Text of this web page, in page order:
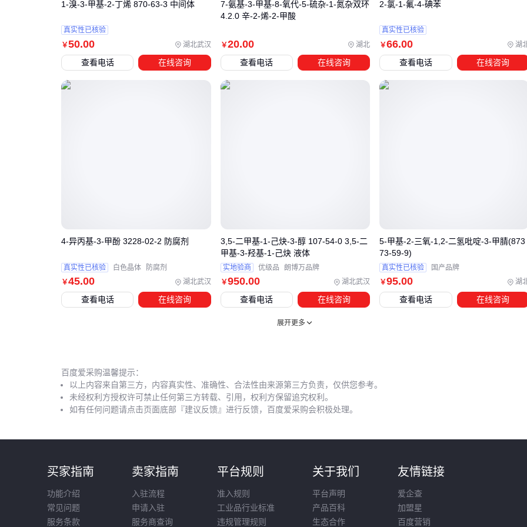
但实际使用中，存储和搅拌环节的适配性会显著影响杀菌剂的
存储容器需耐腐蚀：该化合物对金属和部分塑料有腐蚀性，
搅拌设备需防静电：部分工况下静电积累可能引发安全隐患
容积的 316L杀菌剂搅拌器
和储罐系统。循环水系统等连续作
业场景，还需额外考虑配套的杀菌剂计量泵
五、哪些日常操作细节最容易被忽略却影响重大？
即使配备了合适的防腐剂
稀释桶，使用过程中的细节疏漏仍
可能导致效果打折：
稀释顺序错误：应先加水后加药剂，防止局部浓度过高
清洁不及时：残留物积累会降低后续批次的活性成分纯度
防静电引燃风险。操作时建议配合聚酯防护面罩 和防化手套
定期检查储罐密封件和搅拌设备轴承的磨损情况，这些易损件
的状态会直接影响药剂稳定性和操作安全性。建立维护日志记
录每次开罐时间和环境温湿度，有助于追溯异常情况的原因。
￥50.00 湖北武汉
1-溴-3-甲基-2-丁烯 870-63-3 中间体
真实性已核验
查看电话 在线咨询
￥20.00 湖北
7-氨基-3-甲基-8-氧代-5-硫杂-1-氮杂双环
4.2.0 辛-2-烯-2-甲酸
查看电话 在线咨询
￥66.00 湖
2-氯-1-氟-4-碘苯
真实性已核验
查看电话 在线咨询
￥45.00 湖北武汉
4-异丙基-3-甲酚 3228-02-2 防腐剂
真实性已核验 白色晶体 防腐剂
查看电话 在线咨询
￥950.00 湖北武汉
3,5-二甲基-1-己炔-3-醇 107-54-0 3,5-二
甲基-3-羟基-1-己炔 液体
实地验商 优级品 朗博万品牌
查看电话 在线咨询
￥95.00 湖
5-甲基-2-三氧-1,2-二氢吡啶-3-甲腈(873
73-59-9)
真实性已核验 国产品牌
查看电话 在线咨询
展开更多
百度爱采购温馨提示：
以上内容来自第三方，内容真实性、准确性、合法性由来源第三方负责，仅供您参考。
未经权利方授权许可禁止任何第三方转载、引用，权利方保留追究权利。
如有任何问题请点击页面底部『建议反馈』进行反馈，百度爱采购会积极处理。
买家指南
功能介绍
常见问题
服务条款
卖家指南
入驻流程
申请入驻
服务商查询
平台规则
准入规则
工业品行业标准
违规管理规则
关于我们
平台声明
产品百科
生态合作
友情链接
爱企查
加盟星
百度营销